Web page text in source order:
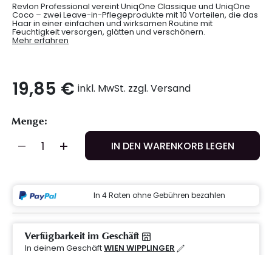
Revlon Professional vereint UniqOne Classique und UniqOne
Coco – zwei Leave-in-Pflegeprodukte mit 10 Vorteilen, die das
Haar in einer einfachen und wirksamen Routine mit
Feuchtigkeit versorgen, glätten und verschönern.
Mehr erfahren
19,85 € inkl. MwSt. zzgl. Versand
Menge:
IN DEN WARENKORB LEGEN
In 4 Raten ohne Gebühren bezahlen
Verfügbarkeit im Geschäft
In deinem GeschäftWIEN WIPPLINGER